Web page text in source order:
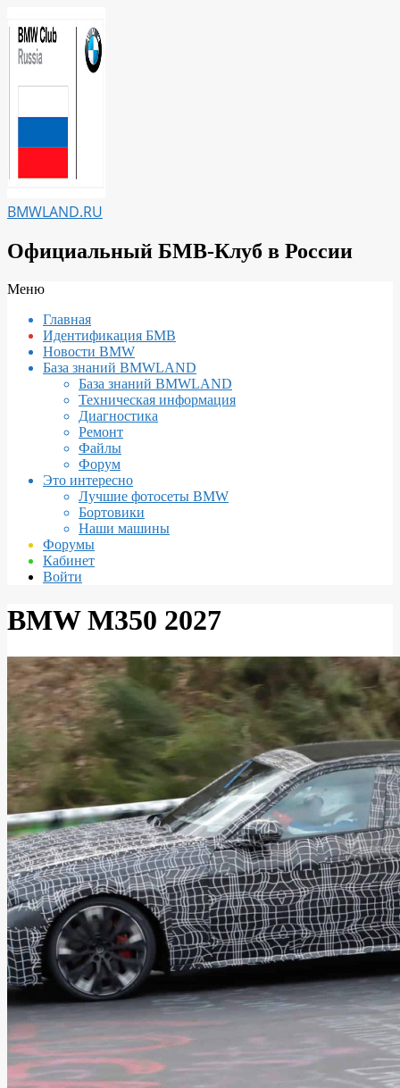
к
содержимому
BMWLAND.RU
Официальный БМВ-Клуб в России
Вторичное
навигации
Меню
Главная
Идентификация БМВ
Новости BMW
База знаний BMWLAND
База знаний BMWLAND
Техническая информация
Диагностика
Ремонт
Файлы
Форум
Это интересно
Лучшие фотосеты BMW
Бортовики
Наши машины
Форумы
Кабинет
Войти
BMW M350 2027